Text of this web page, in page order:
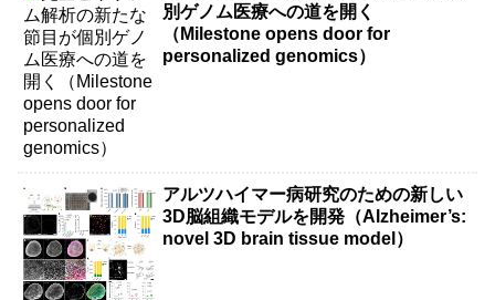
別ゲノム医療への道を開く
（Milestone opens door for
personalized genomics）
アルツハイマー病研究のための新しい
3D脳組織モデルを開発（Alzheimer’s:
novel 3D brain tissue model）